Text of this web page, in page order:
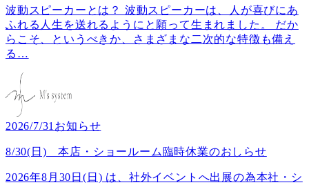
波動スピーカーとは？ 波動スピーカーは、人が喜びにあ
ふれる人生を送れるようにと願って生まれました。 だか
らこそ、というべきか、さまざまな二次的な特徴も備え
る …
2026/7/31お知らせ
8/30(日) 本店・ショールーム臨時休業のおしらせ
2026年8月30日(日) は、社外イベントへ出展の為本社・シ